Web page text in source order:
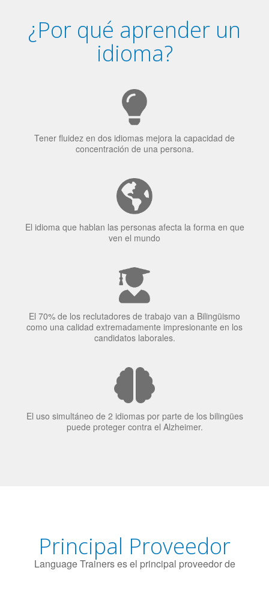
¿Por qué aprender un
idioma?
Tener fluidez en dos idiomas mejora la capacidad de
concentración de una persona.
El idioma que hablan las personas afecta la forma en que
ven el mundo
El 70% de los reclutadores de trabajo van a Bilingüismo
como una calidad extremadamente impresionante en los
candidatos laborales.
El uso simultáneo de 2 idiomas por parte de los bilingües
puede proteger contra el Alzheimer.
Principal Proveedor
Language Trainers es el principal proveedor de